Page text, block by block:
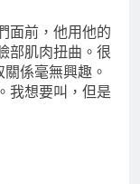
面前，他用他的
部肌肉扭曲。很
係毫無興趣。
我想要叫，但是